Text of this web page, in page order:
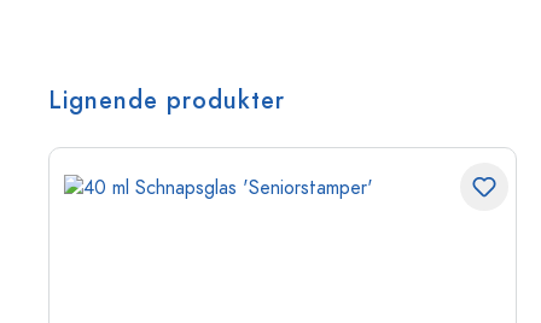
Lignende produkter